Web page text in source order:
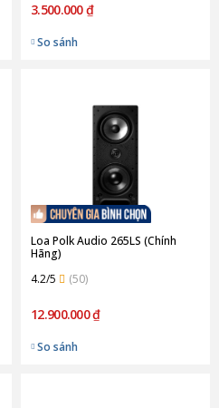
3.500.000 ₫
So sánh
Loa Polk Audio 265LS (Chính
Hãng)
4.2/5
(50)
12.900.000 ₫
So sánh